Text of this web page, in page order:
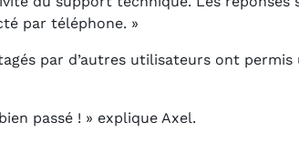
par téléphone. »
par d’autres utilisateurs ont
passé ! » explique Axel.